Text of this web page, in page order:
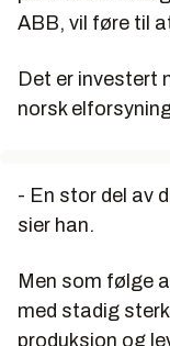
ABB, vil føre til
Det er investert
norsk
- En stor del av
sier han.
Men som følge
med stadig
produksjon og